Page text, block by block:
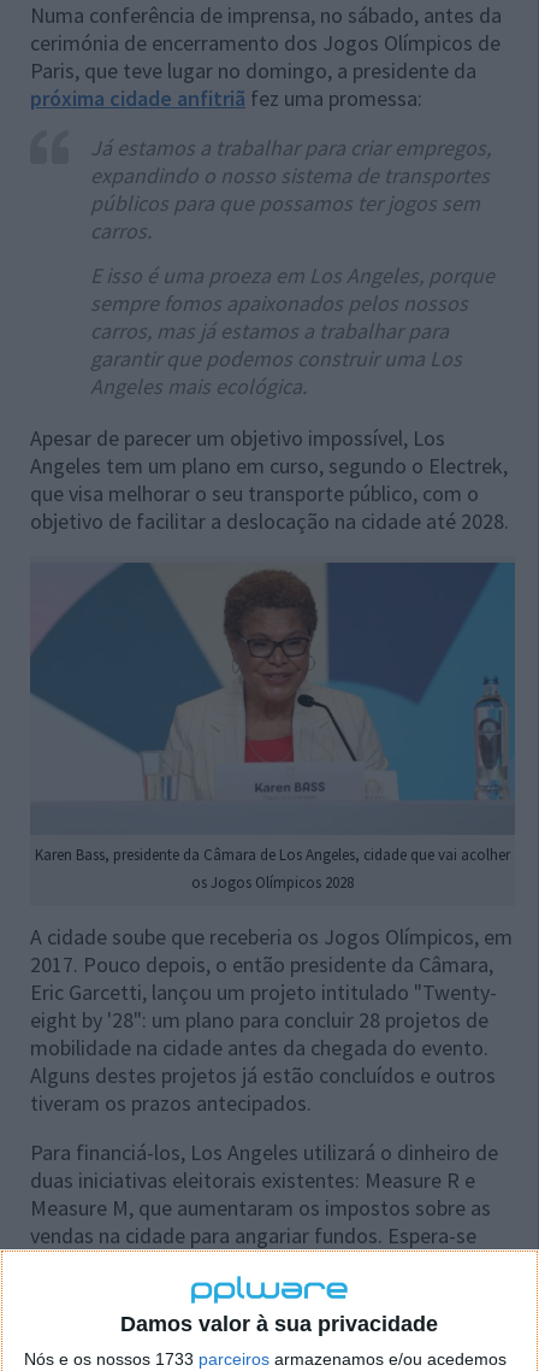
Damos valor à sua privacidade
Nós e os nossos 1733 parceiros armazenamos e/ou acedemos
Numa conferência de imprensa, no sábado, antes da
cerimónia de encerramento dos Jogos Olímpicos de
Paris, que teve lugar no domingo, a presidente da
próxima cidade anfitriã fez uma promessa:
Já estamos a trabalhar para criar empregos,
expandindo o nosso sistema de transportes
públicos para que possamos ter jogos sem
carros.
E isso é uma proeza em Los Angeles, porque
sempre fomos apaixonados pelos nossos
carros, mas já estamos a trabalhar para
garantir que podemos construir uma Los
Angeles mais ecológica.
Apesar de parecer um objetivo impossível, Los
Angeles tem um plano em curso, segundo o Electrek,
que visa melhorar o seu transporte público, com o
objetivo de facilitar a deslocação na cidade até 2028.
Karen Bass, presidente da Câmara de Los Angeles, cidade que vai acolher
os Jogos Olímpicos 2028
A cidade soube que receberia os Jogos Olímpicos, em
2017. Pouco depois, o então presidente da Câmara,
Eric Garcetti, lançou um projeto intitulado "Twenty-
eight by '28": um plano para concluir 28 projetos de
mobilidade na cidade antes da chegada do evento.
Alguns destes projetos já estão concluídos e outros
tiveram os prazos antecipados.
Para financiá-los, Los Angeles utilizará o dinheiro de
duas iniciativas eleitorais existentes: Measure R e
Measure M, que aumentaram os impostos sobre as
vendas na cidade para angariar fundos. Espera-se
dólares para melhorar os sistemas de transportes da